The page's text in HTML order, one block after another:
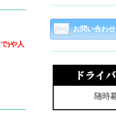
)や人
お問い合わ